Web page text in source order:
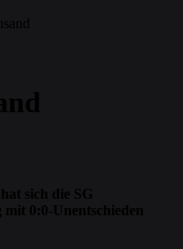
sich die SG
0:0-Unentschieden